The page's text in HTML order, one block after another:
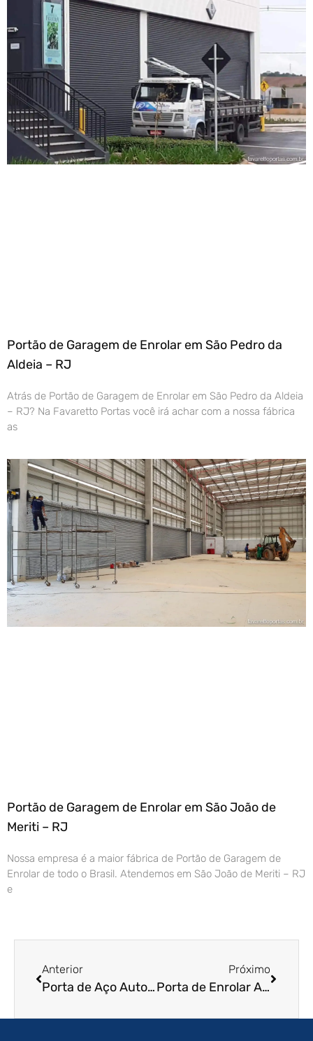
Portão de Garagem de Enrolar em São Pedro da
Aldeia – RJ
Atrás de Portão de Garagem de Enrolar em São Pedro da Aldeia
– RJ? Na Favaretto Portas você irá achar com a nossa fábrica
as
Portão de Garagem de Enrolar em São João de
Meriti – RJ
Nossa empresa é a maior fábrica de Portão de Garagem de
Enrolar de todo o Brasil. Atendemos em São João de Meriti – RJ
e
Anterior
Porta de Aço Automática em Cajamar – SP
Próximo
Porta de Enrolar Automática em Palmas – TO